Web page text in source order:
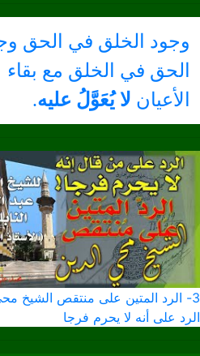
وجود الخلق في الحق
الحق في الخلق مع بقاء
الأعيان لا يُعَوَّلُ عليه.
3- الرد المتين على منتقص الشيخ
الرد على أنه لا يحرم فرجا